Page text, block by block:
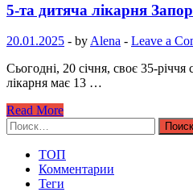
5-та дитяча лікарня
20.01.2025 - by Alena - Leave a
Сьогодні, 20 січня, своє 35-
лікарня має 13 …
Read More
Найти:
ТОП
Комментарии
Теги